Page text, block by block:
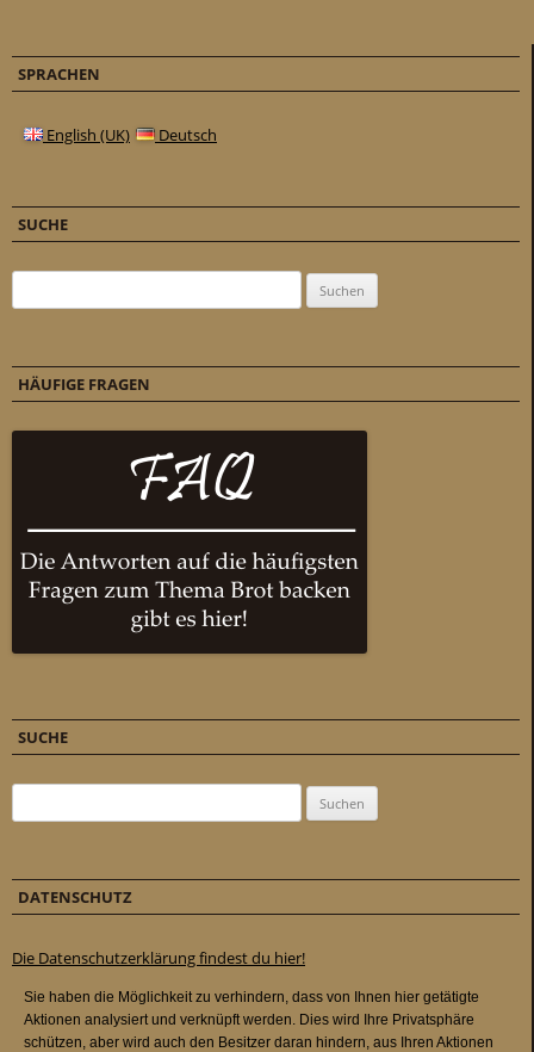
SPRACHEN
English (UK) Deutsch
SUCHE
HÄUFIGE FRAGEN
SUCHE
DATENSCHUTZ
Die Datenschutzerklärung findest du hier!